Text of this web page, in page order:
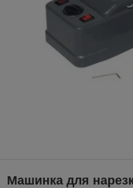
Машинка для